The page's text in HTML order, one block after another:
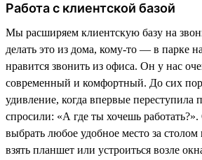
Работа с клиентской базой
Мы расширяем клиентскую базу на
делать это из дома, кому-то — в парке
нравится звонить из офиса. Он у нас
современный и комфортный. До сих
удивление, когда впервые переступила
спросили: «А где ты хочешь
выбрать любое удобное место за
взять планшет или устроиться возле